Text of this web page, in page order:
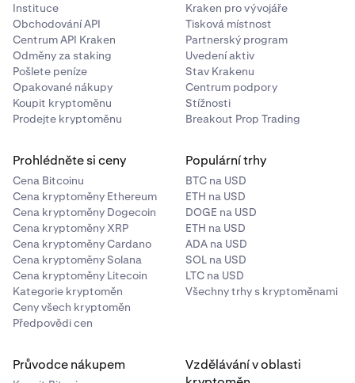
GHST
Ethereum (ERC-20)
AB
AB
Acala
ACA
Acala (Polkadot)
Across Protocol
Ethereum (ERC-20)
Instituce
Obchodování API
Centrum API Kraken
Odměny za staking
Pošlete peníze
Opakované nákupy
Koupit kryptoměnu
Prodejte kryptoměnu
Kraken pro vývojáře
Tisková místnost
Partnerský program
Uvedení aktiv
Stav Krakenu
Centrum podpory
Stížnosti
Breakout Prop Trading
Prohlédněte si ceny
Cena Bitcoinu
Cena kryptoměny Ethereum
Cena kryptoměny Dogecoin
Cena kryptoměny XRP
Cena kryptoměny Cardano
Cena kryptoměny Solana
Cena kryptoměny Litecoin
Kategorie kryptoměn
Ceny všech kryptoměn
Předpovědi cen
Populární trhy
BTC na USD
ETH na USD
DOGE na USD
ETH na USD
ADA na USD
SOL na USD
LTC na USD
Všechny trhy s kryptoměnami
Průvodce nákupem
Vzdělávání v oblasti